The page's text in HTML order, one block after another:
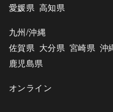
愛媛県 高知県
九州/沖縄
佐賀県 大分県 宮崎県 沖
鹿児島県
オンライン